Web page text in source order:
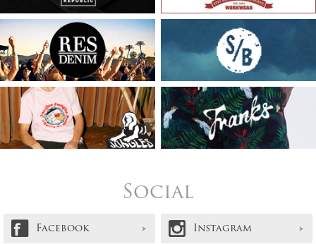
Social
Facebook
Instagram